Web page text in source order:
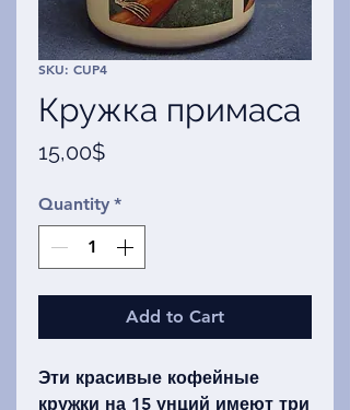
SKU: CUP4
Кружка примаса
15,00$Price
Quantity *
Add to Cart
Эти красивые кофейные
кружки на 15 унций имеют три